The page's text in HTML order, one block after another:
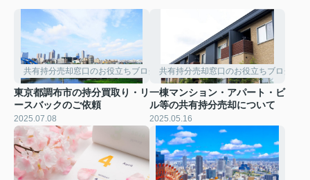
共有持分売却窓口のお役立ちブログ
東京都調布市の持分買取り・リ
ースバックのご依頼
2025.07.08
共有持分売却窓口のお役立ちブログ
一棟マンション・アパート・ビ
ル等の共有持分売却について
2025.05.16